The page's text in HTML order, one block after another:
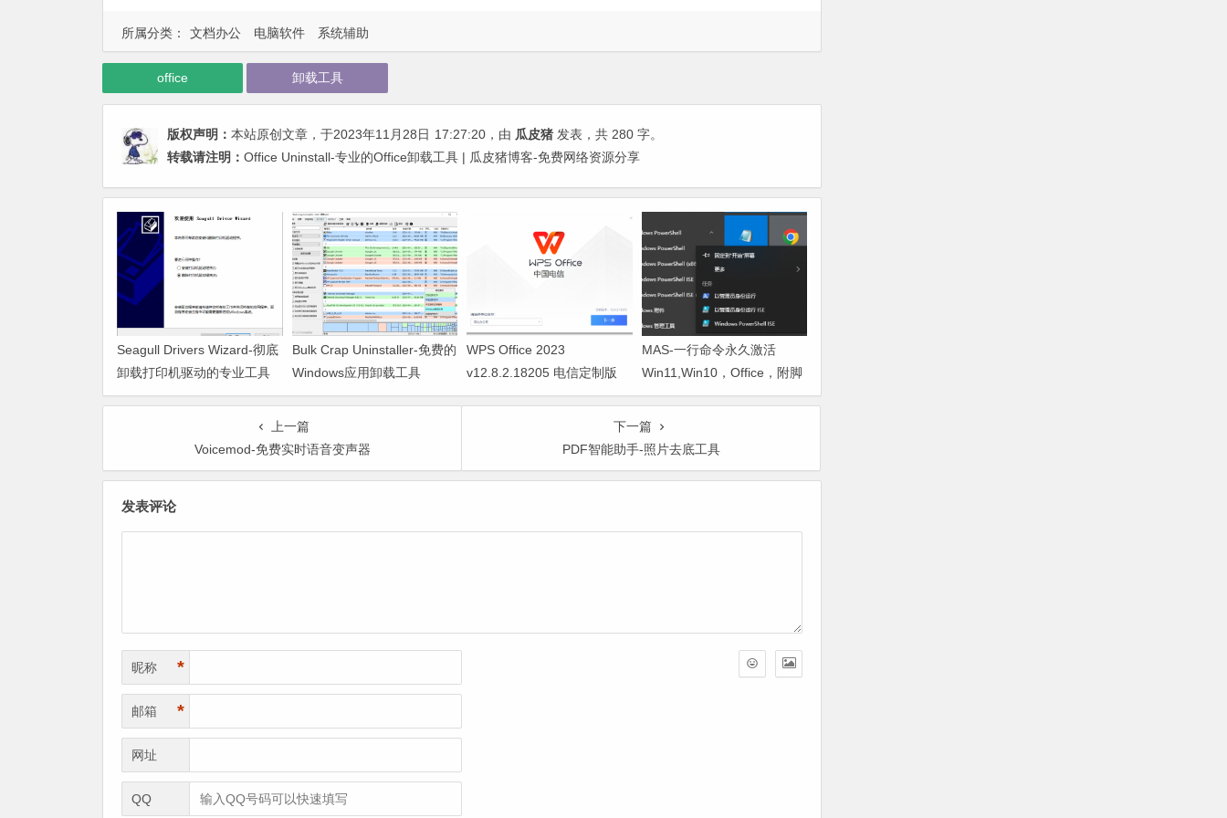
所属分类： 文档办公 电脑软件 系统辅助
office 卸载工具
版权声明： 本站原创文章，于2023年11月28日 17:27:20 ，由 瓜皮猪 发表，共 280 字。
转载请注明： Office Uninstall-专业的Office卸载工具 | 瓜皮猪博客-免费网络资源分享
Seagull Drivers Wizard-彻底
卸载打印机驱动的专业工具
Bulk Crap Uninstaller-免费的
Windows应用卸载工具
WPS Office 2023
v12.8.2.18205 电信定制版
(自带 VBA、无广告)
MAS-一行命令永久激活
Win11,Win10，Office，附脚
本下载
上一篇
Voicemod-免费实时语音变声器
下一篇
PDF智能助手-照片去底工具
发表评论
昵称 *
邮箱 *
网址
QQ